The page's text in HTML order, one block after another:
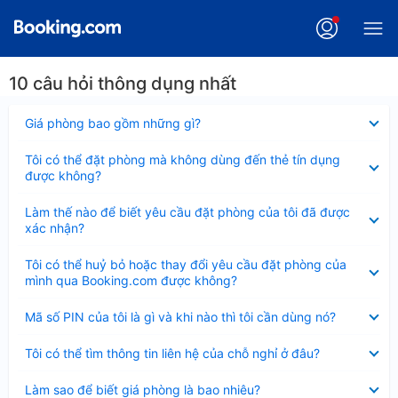
10 câu hỏi thông dụng nhất
Giá phòng bao gồm những gì?
thu
Tôi có thể đặt phòng mà không dùng đến thẻ tín dụng
được không?
thu
gọn
Làm thế nào để biết yêu cầu đặt phòng của tôi đã được
xác nhận?
thu
gọn
Tôi có thể huỷ bỏ hoặc thay đổi yêu cầu đặt phòng của
mình qua Booking.com được không?
thu
gọn
Mã số PIN của tôi là gì và khi nào thì tôi cần dùng nó?
thu
Tôi có thể tìm thông tin liên hệ của chỗ nghỉ ở đâu?
thu
Làm sao để biết giá phòng là bao nhiêu?
thu